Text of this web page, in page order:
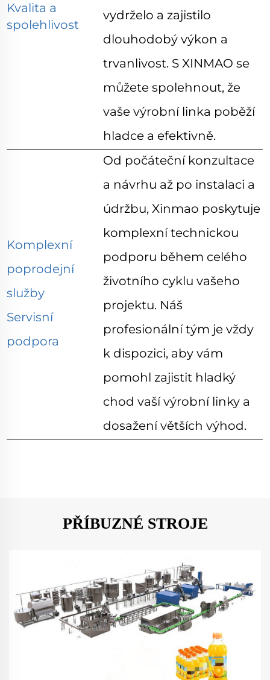
Kvalita a
spolehlivost
vydrželo a zajistilo
dlouhodobý výkon a
trvanlivost. S XINMAO se
můžete spolehnout, že
vaše výrobní linka poběží
hladce a efektivně.
Komplexní
poprodejní
služby
Servisní
podpora
Od počáteční konzultace
a návrhu až po instalaci a
údržbu, Xinmao poskytuje
komplexní technickou
podporu během celého
životního cyklu vašeho
projektu. Náš
profesionální tým je vždy
k dispozici, aby vám
pomohl zajistit hladký
chod vaší výrobní linky a
dosažení větších výhod.
PŘÍBUZNÉ STROJE